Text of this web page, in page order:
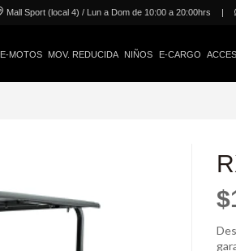
Mall Sport (local 4) / Lun a Dom de 10:00 a 20:00hrs |
E-MOTOS MOV. REDUCIDA NIÑOS E-CARGO